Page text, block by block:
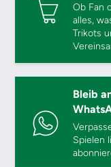
Ob Fan
alles,
Trikots
Bleib
Spielen